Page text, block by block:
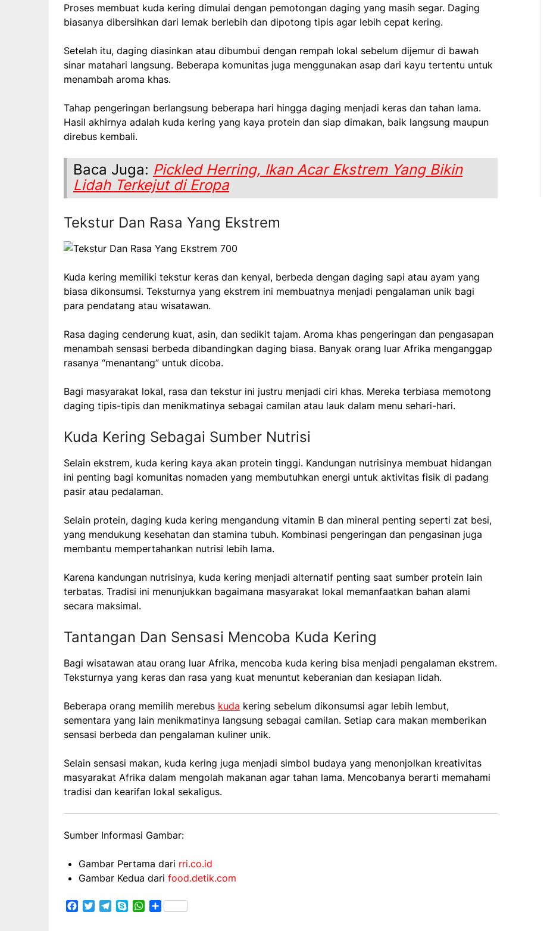
Proses membuat kuda kering dimulai dengan pemotongan daging yang masih segar. Daging
biasanya dibersihkan dari lemak berlebih dan dipotong tipis agar lebih cepat kering.
Setelah itu, daging diasinkan atau dibumbui dengan rempah lokal sebelum dijemur di bawah
sinar matahari langsung. Beberapa komunitas juga menggunakan asap dari kayu tertentu untuk
menambah aroma khas.
Tahap pengeringan berlangsung beberapa hari hingga daging menjadi keras dan tahan lama.
Hasil akhirnya adalah kuda kering yang kaya protein dan siap dimakan, baik langsung maupun
direbus kembali.
Baca Juga: Pickled Herring, Ikan Acar Ekstrem Yang Bikin
Lidah Terkejut di Eropa
Tekstur Dan Rasa Yang Ekstrem
Kuda kering memiliki tekstur keras dan kenyal, berbeda dengan daging sapi atau ayam yang
biasa dikonsumsi. Teksturnya yang ekstrem ini membuatnya menjadi pengalaman unik bagi
para pendatang atau wisatawan.
Rasa daging cenderung kuat, asin, dan sedikit tajam. Aroma khas pengeringan dan pengasapan
menambah sensasi berbeda dibandingkan daging biasa. Banyak orang luar Afrika menganggap
rasanya “menantang” untuk dicoba.
Bagi masyarakat lokal, rasa dan tekstur ini justru menjadi ciri khas. Mereka terbiasa memotong
daging tipis-tipis dan menikmatinya sebagai camilan atau lauk dalam menu sehari-hari.
Kuda Kering Sebagai Sumber Nutrisi
Selain ekstrem, kuda kering kaya akan protein tinggi. Kandungan nutrisinya membuat hidangan
ini penting bagi komunitas nomaden yang membutuhkan energi untuk aktivitas fisik di padang
pasir atau pedalaman.
Selain protein, daging kuda kering mengandung vitamin B dan mineral penting seperti zat besi,
yang mendukung kesehatan dan stamina tubuh. Kombinasi pengeringan dan pengasinan juga
membantu mempertahankan nutrisi lebih lama.
Karena kandungan nutrisinya, kuda kering menjadi alternatif penting saat sumber protein lain
terbatas. Tradisi ini menunjukkan bagaimana masyarakat lokal memanfaatkan bahan alami
secara maksimal.
Tantangan Dan Sensasi Mencoba Kuda Kering
Bagi wisatawan atau orang luar Afrika, mencoba kuda kering bisa menjadi pengalaman ekstrem.
Teksturnya yang keras dan rasa yang kuat menuntut keberanian dan kesiapan lidah.
Beberapa orang memilih merebus kuda kering sebelum dikonsumsi agar lebih lembut,
sementara yang lain menikmatinya langsung sebagai camilan. Setiap cara makan memberikan
sensasi berbeda dan pengalaman kuliner unik.
Selain sensasi makan, kuda kering juga menjadi simbol budaya yang menonjolkan kreativitas
masyarakat Afrika dalam mengolah makanan agar tahan lama. Mencobanya berarti memahami
tradisi dan kearifan lokal sekaligus.
Sumber Informasi Gambar:
Gambar Pertama dari rri.co.id
Gambar Kedua dari food.detik.com
Facebook
TwitterTelegram
SkypeWhatsApp
Share